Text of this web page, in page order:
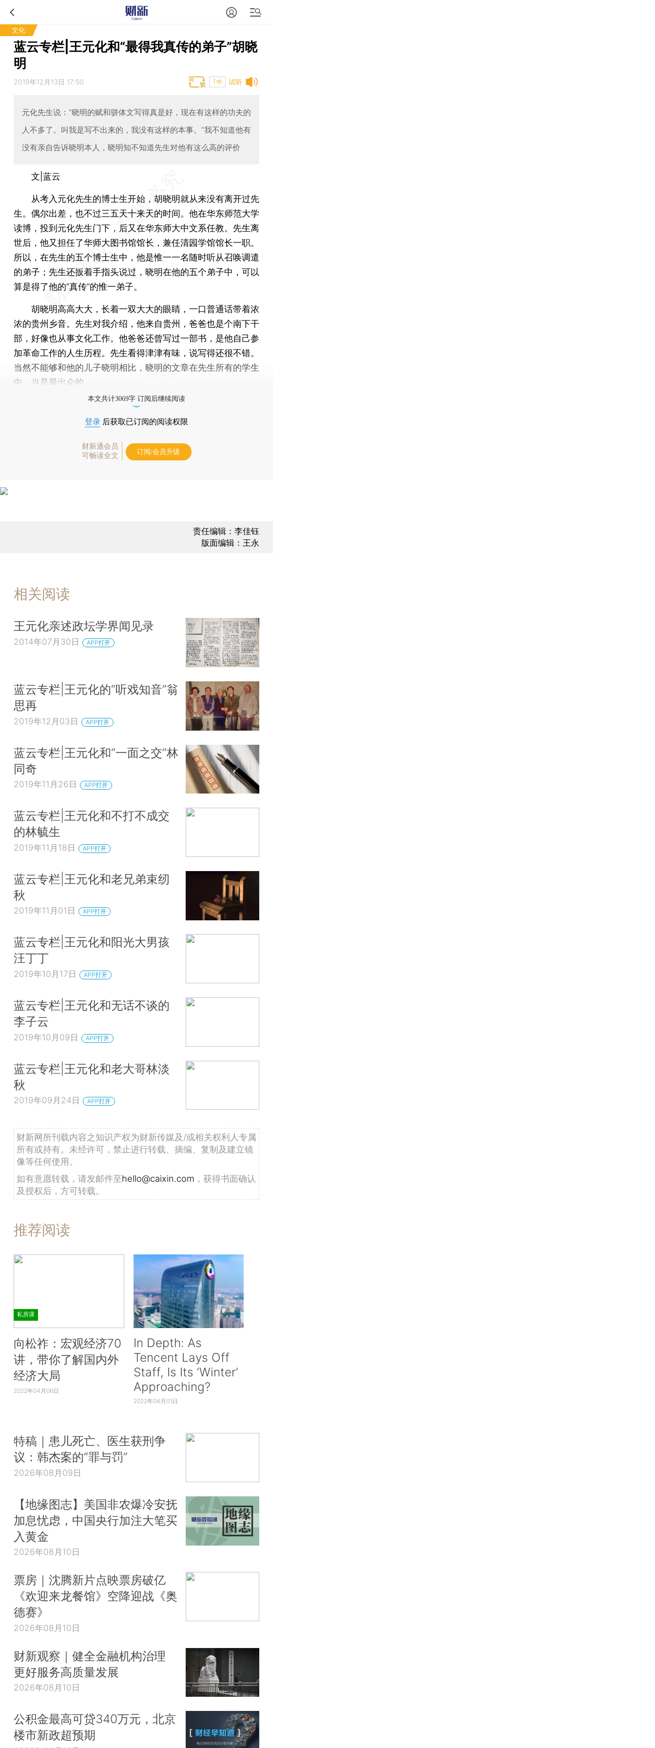
文化
蓝云专栏|王元化和“最得我真传的弟子”胡晓
明
试听
2019年12月13日 17:50 T中
元化先生说：“晓明的赋和骈体文写得真是好，现在有这样的功夫的
人不多了。叫我是写不出来的，我没有这样的本事。”我不知道他有
没有亲自告诉晓明本人，晓明知不知道先生对他有这么高的评价
文|蓝云
从考入元化先生的博士生开始，胡晓明就从来没有离开过先
生。偶尔出差，也不过三五天十来天的时间。他在华东师范大学
读博，投到元化先生门下，后又在华东师大中文系任教。先生离
世后，他又担任了华师大图书馆馆长，兼任清园学馆馆长一职。
所以，在先生的五个博士生中，他是惟一一名随时听从召唤调遣
的弟子；先生还扳着手指头说过，晓明在他的五个弟子中，可以
算是得了他的“真传”的惟一弟子。
胡晓明高高大大，长着一双大大的眼睛，一口普通话带着浓
浓的贵州乡音。先生对我介绍，他来自贵州，爸爸也是个南下干
部，好像也从事文化工作。他爸爸还曾写过一部书，是他自己参
加革命工作的人生历程。先生看得津津有味，说写得还很不错。
当然不能够和他的儿子晓明相比，晓明的文章在先生所有的学生
中，当是最出众的。
本文共计3069字 订阅后继续阅读
登录 后获取已订阅的阅读权限
财新通会员
可畅读全文
订阅/会员升级
责任编辑：李佳钰
版面编辑：王永
相关阅读
王元化亲述政坛学界闻见录
2014年07月30日 APP打开
蓝云专栏|王元化的“听戏知音”翁
思再
2019年12月03日 APP打开
蓝云专栏|王元化和“一面之交”林
同奇
2019年11月26日 APP打开
蓝云专栏|王元化和不打不成交
的林毓生
2019年11月18日 APP打开
蓝云专栏|王元化和老兄弟束纫
秋
2019年11月01日 APP打开
蓝云专栏|王元化和阳光大男孩
汪丁丁
2019年10月17日 APP打开
蓝云专栏|王元化和无话不谈的
李子云
2019年10月09日 APP打开
蓝云专栏|王元化和老大哥林淡
秋
2019年09月24日 APP打开
财新网所刊载内容之知识产权为财新传媒及/或相关权利人专属
所有或持有。未经许可，禁止进行转载、摘编、复制及建立镜
像等任何使用。
如有意愿转载，请发邮件至hello@caixin.com ，获得书面确认
及授权后，方可转载。
推荐阅读
私房课
向松祚：宏观经济70
讲，带你了解国内外
经济大局
2022年04月06日
In Depth: As
Tencent Lays Off
Staff, Is Its ‘Winter’
Approaching?
2022年04月01日
特稿｜患儿死亡、医生获刑争
议：韩杰案的“罪与罚”
2026年08月09日
【地缘图志】美国非农爆冷安抚
加息忧虑，中国央行加注大笔买
入黄金
2026年08月10日
票房｜沈腾新片点映票房破亿
《欢迎来龙餐馆》空降迎战《奥
德赛》
2026年08月10日
财新观察｜健全金融机构治理
更好服务高质量发展
2026年08月10日
公积金最高可贷340万元，北京
楼市新政超预期